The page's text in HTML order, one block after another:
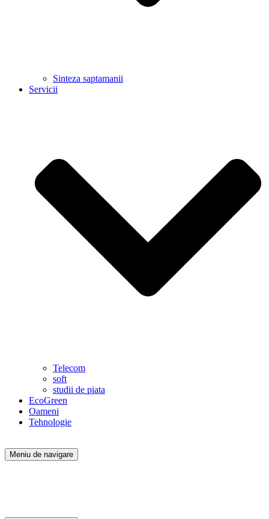
Sinteza saptamanii
Servicii
Telecom
soft
studii de piata
EcoGreen
Oameni
Tehnologie
Meniu de navigare